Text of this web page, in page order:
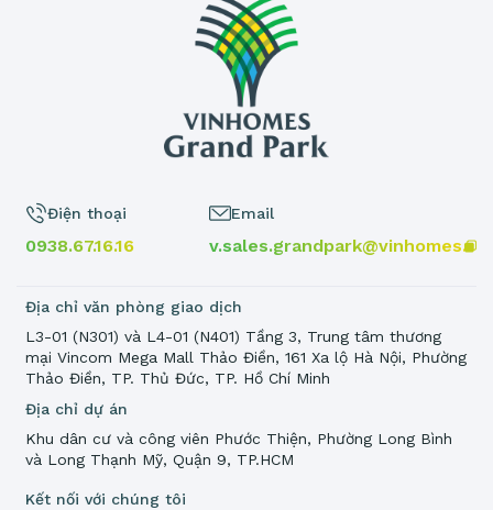
Địa chỉ dự án
Khu dân cư và công viên Phước Thiện, Phường Long Bình
và Long Thạnh Mỹ, Quận 9, TP.HCM
Điện thoại
0938.67.16.16
Email
v.sales.grandpark@vinhomes.vn
Địa chỉ văn phòng giao dịch
L3-01 (N301) và L4-01 (N401) Tầng 3, Trung tâm thương
mại Vincom Mega Mall Thảo Điền, 161 Xa lộ Hà Nội, Phường
Thảo Điền, TP. Thủ Đức, TP. Hồ Chí Minh
Kết nối với chúng tôi